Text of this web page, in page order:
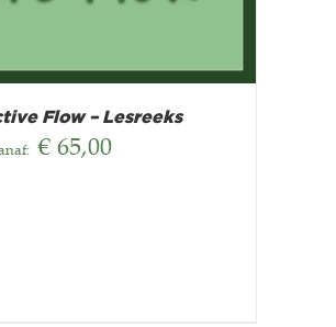
Flow – Lesreeks
€65,00